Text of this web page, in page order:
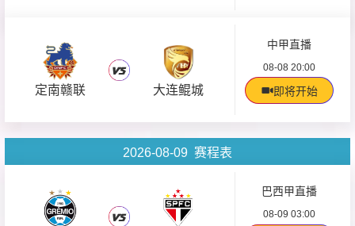
定南赣联 大连鲲城
中甲直播
08-08 20:00
即将开始
2026-08-09 赛程表
巴西甲直播
08-09 03:00